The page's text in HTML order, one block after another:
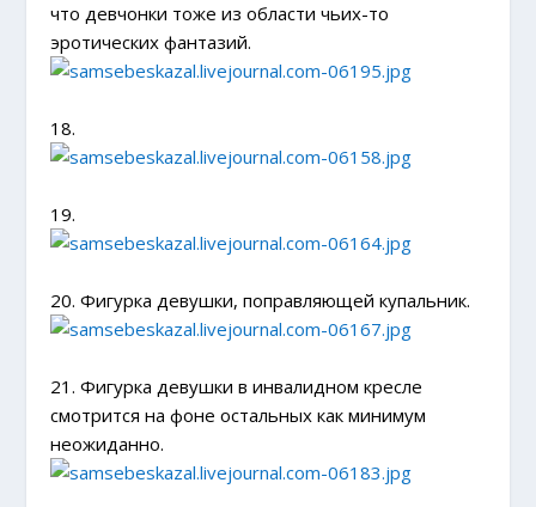
что девчонки тоже из области чьих-то
эротических фантазий.
18.
19.
20. Фигурка девушки, поправляющей купальник.
21. Фигурка девушки в инвалидном кресле
смотрится на фоне остальных как минимум
неожиданно.